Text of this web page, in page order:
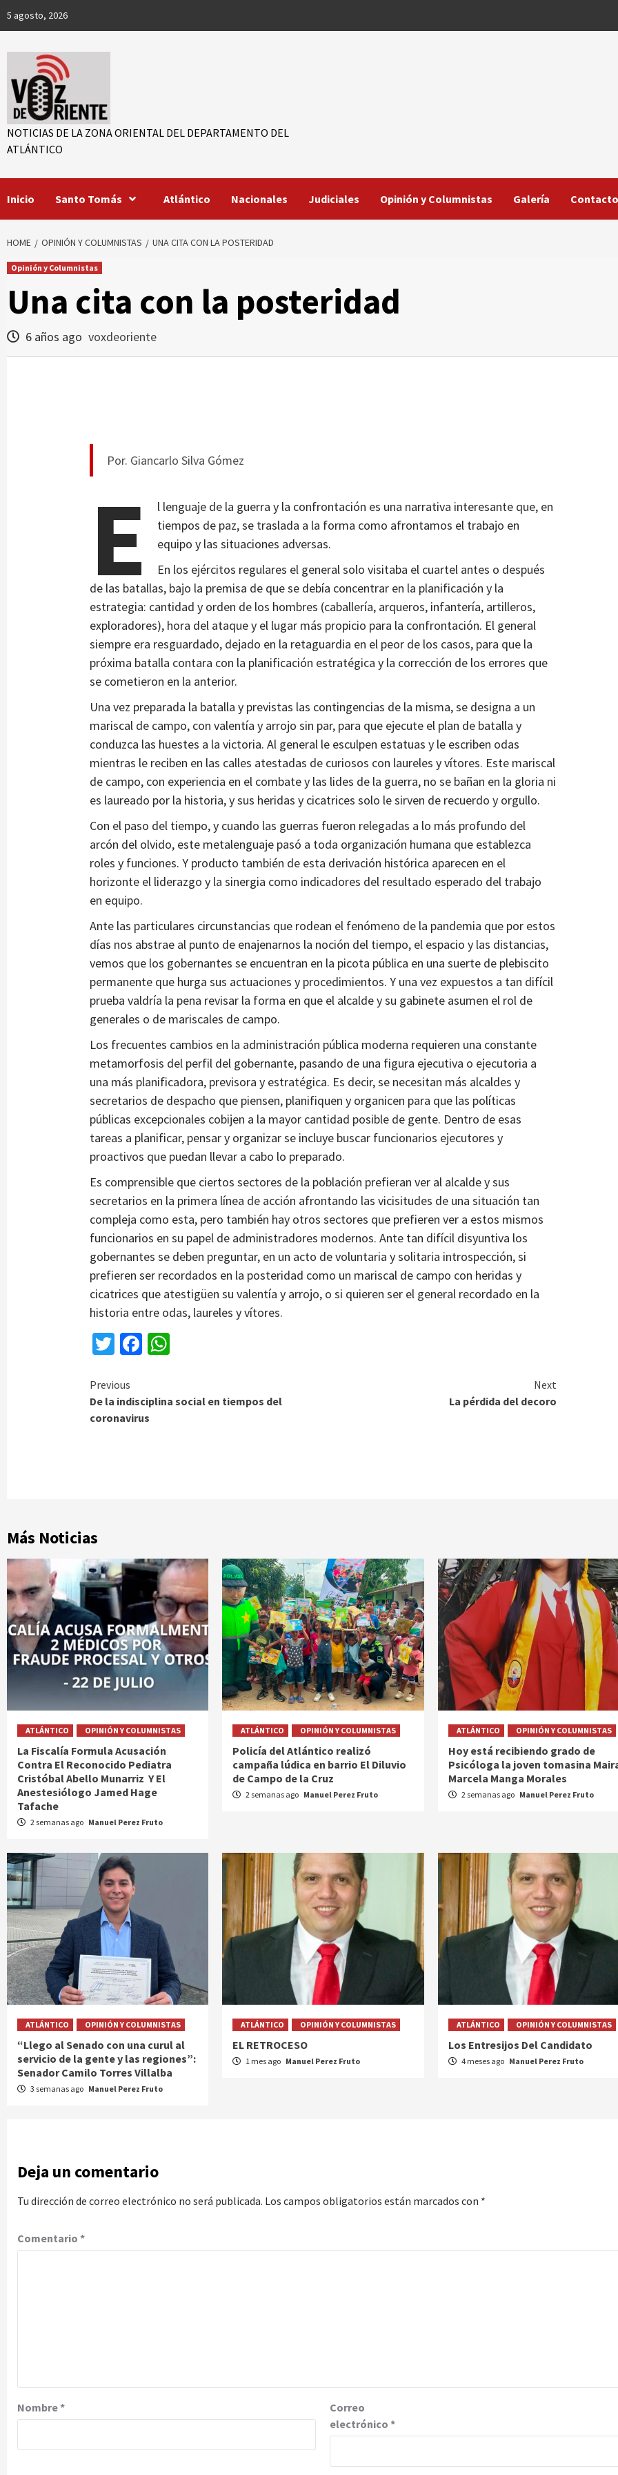
5 agosto, 2026
NOTICIAS DE LA ZONA ORIENTAL DEL DEPARTAMENTO DEL
ATLÁNTICO
Inicio Santo Tomás Atlántico Nacionales Judiciales Opinión y Columnistas Galería
HOME OPINIÓN Y COLUMNISTAS UNA CITA CON LA POSTERIDAD
Opinión y Columnistas
Una cita con la posteridad
6 años ago voxdeoriente
Por. Giancarlo Silva Gómez
E
l lenguaje de la guerra y la confrontación es una narrativa interesante que, en
tiempos de paz, se traslada a la forma como afrontamos el trabajo en
equipo y las situaciones adversas.
En los ejércitos regulares el general solo visitaba el cuartel antes o después
de las batallas, bajo la premisa de que se debía concentrar en la planificación y la
estrategia: cantidad y orden de los hombres (caballería, arqueros, infantería, artilleros,
exploradores), hora del ataque y el lugar más propicio para la confrontación. El general
siempre era resguardado, dejado en la retaguardia en el peor de los casos, para que la
próxima batalla contara con la planificación estratégica y la corrección de los errores que
se cometieron en la anterior.
Una vez preparada la batalla y previstas las contingencias de la misma, se designa a un
mariscal de campo, con valentía y arrojo sin par, para que ejecute el plan de batalla y
conduzca las huestes a la victoria. Al general le esculpen estatuas y le escriben odas
mientras le reciben en las calles atestadas de curiosos con laureles y vítores. Este mariscal
de campo, con experiencia en el combate y las lides de la guerra, no se bañan en la gloria ni
es laureado por la historia, y sus heridas y cicatrices solo le sirven de recuerdo y orgullo.
Con el paso del tiempo, y cuando las guerras fueron relegadas a lo más profundo del
arcón del olvido, este metalenguaje pasó a toda organización humana que establezca
roles y funciones. Y producto también de esta derivación histórica aparecen en el
horizonte el liderazgo y la sinergia como indicadores del resultado esperado del trabajo
en equipo.
Ante las particulares circunstancias que rodean el fenómeno de la pandemia que por estos
días nos abstrae al punto de enajenarnos la noción del tiempo, el espacio y las distancias,
vemos que los gobernantes se encuentran en la picota pública en una suerte de plebiscito
permanente que hurga sus actuaciones y procedimientos. Y una vez expuestos a tan difícil
prueba valdría la pena revisar la forma en que el alcalde y su gabinete asumen el rol de
generales o de mariscales de campo.
Los frecuentes cambios en la administración pública moderna requieren una constante
metamorfosis del perfil del gobernante, pasando de una figura ejecutiva o ejecutoria a
una más planificadora, previsora y estratégica. Es decir, se necesitan más alcaldes y
secretarios de despacho que piensen, planifiquen y organicen para que las políticas
públicas excepcionales cobijen a la mayor cantidad posible de gente. Dentro de esas
tareas a planificar, pensar y organizar se incluye buscar funcionarios ejecutores y
proactivos que puedan llevar a cabo lo preparado.
Es comprensible que ciertos sectores de la población prefieran ver al alcalde y sus
secretarios en la primera línea de acción afrontando las vicisitudes de una situación tan
compleja como esta, pero también hay otros sectores que prefieren ver a estos mismos
funcionarios en su papel de administradores modernos. Ante tan difícil disyuntiva los
gobernantes se deben preguntar, en un acto de voluntaria y solitaria introspección, si
prefieren ser recordados en la posteridad como un mariscal de campo con heridas y
cicatrices que atestigüen su valentía y arrojo, o si quieren ser el general recordado en la
historia entre odas, laureles y vítores.
TwitterFacebook
Continue
Reading
Previous
De la indisciplina social en tiempos del
coronavirus
Next
La pérdida del decoro
Más Noticias
ATLÁNTICO OPINIÓN Y COLUMNISTAS
La Fiscalía Formula Acusación
Contra El Reconocido Pediatra
Cristóbal Abello Munarriz Y El
Anestesiólogo Jamed Hage
Tafache
2 semanas ago Manuel Perez Fruto
ATLÁNTICO OPINIÓN Y COLUMNISTAS
Policía del Atlántico realizó
campaña lúdica en barrio El Diluvio
de Campo de la Cruz
2 semanas ago Manuel Perez Fruto
ATLÁNTICO OPINIÓN Y COLUMNISTAS
Hoy está recibiendo grado de
Psicóloga la joven tomasina
Marcela Manga Morales
2 semanas ago Manuel Perez Fruto
ATLÁNTICO OPINIÓN Y COLUMNISTAS
“Llego al Senado con una curul al
servicio de la gente y las regiones”:
Senador Camilo Torres Villalba
3 semanas ago Manuel Perez Fruto
ATLÁNTICO OPINIÓN Y COLUMNISTAS
EL RETROCESO
1 mes ago Manuel Perez Fruto
ATLÁNTICO OPINIÓN Y COLUMNISTAS
Los Entresijos Del Candidato
4 meses ago Manuel Perez Fruto
Deja un comentario
Tu dirección de correo electrónico no será publicada. Los campos obligatorios están marcados con *
Comentario *
Nombre*
Correo
electrónico*